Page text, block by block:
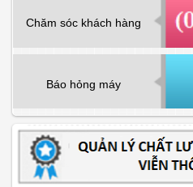
Chăm sóc khách hàng
Báo hỏng máy